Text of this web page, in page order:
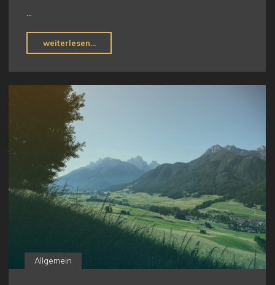
…
weiterlesen...
2023
sw"
Allgemein